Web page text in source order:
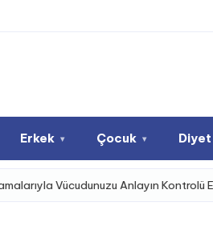
Erkek ▾ Çocuk ▾ Diyet
Anlayın Kontrolü Elinize Alın